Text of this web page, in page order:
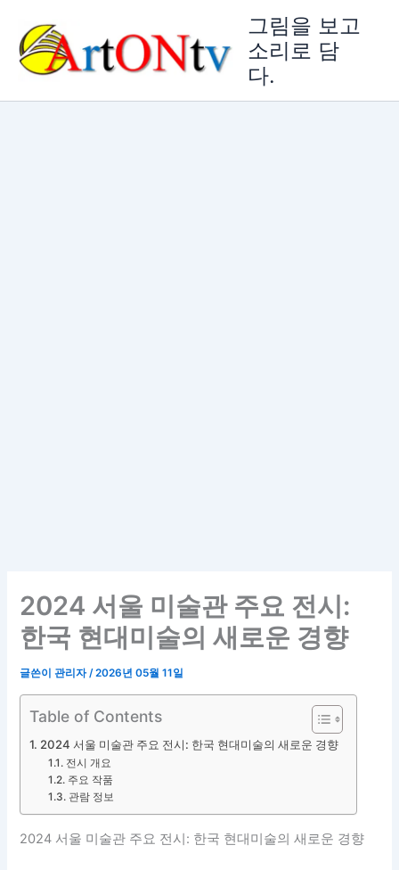
그림을 보고
소리로 담
다.
2024 서울 미술관 주요 전시:
한국 현대미술의 새로운 경향
글쓴이관리자/2026년 05월 11일
Table of Contents
2024 서울 미술관 주요 전시: 한국 현대미술의 새로운 경향
전시 개요
주요 작품
관람 정보
2024 서울 미술관 주요 전시: 한국 현대미술의 새로운 경향